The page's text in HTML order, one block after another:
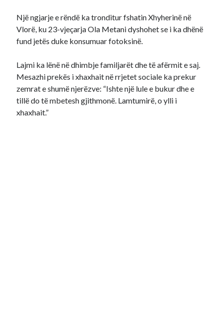
Një ngjarje e rëndë ka tronditur fshatin Xhyherinë në
Vlorë, ku 23-vjeçarja Ola Metani dyshohet se i ka dhënë
fund jetës duke konsumuar fotoksinë.
Lajmi ka lënë në dhimbje familjarët dhe të afërmit e saj.
Mesazhi prekës i xhaxhait në rrjetet sociale ka prekur
zemrat e shumë njerëzve: “Ishte një lule e bukur dhe e
tillë do të mbetesh gjithmonë. Lamtumirë, o ylli i
xhaxhait.”